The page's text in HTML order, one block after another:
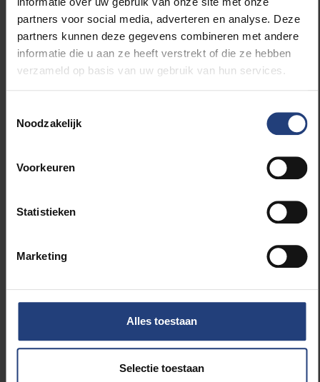
partners voor social media, adverteren en analyse. Deze
partners kunnen deze gegevens combineren met andere
informatie die u aan ze heeft verstrekt of die ze hebben
verzameld op basis van uw gebruik van hun services.
Noodzakelijk
Voorkeuren
Statistieken
Marketing
Alles toestaan
Selectie toestaan
te verdedigen: ze mogen meer verdienen omdat ze
veel bijdragen tot de welvaart van onze
maatschappij. Maar als we deze redenering
doortrekken, zijn er in feite maar weinig argumenten
tegen het verbeteren van de loon- en
harder knokken om iets
Men kan over deze lijst van essentiële sectoren
zeker discussiëren. Hoe werd deze lijst
Zijn werkelijk al de beroepen op deze lijst essentieel?